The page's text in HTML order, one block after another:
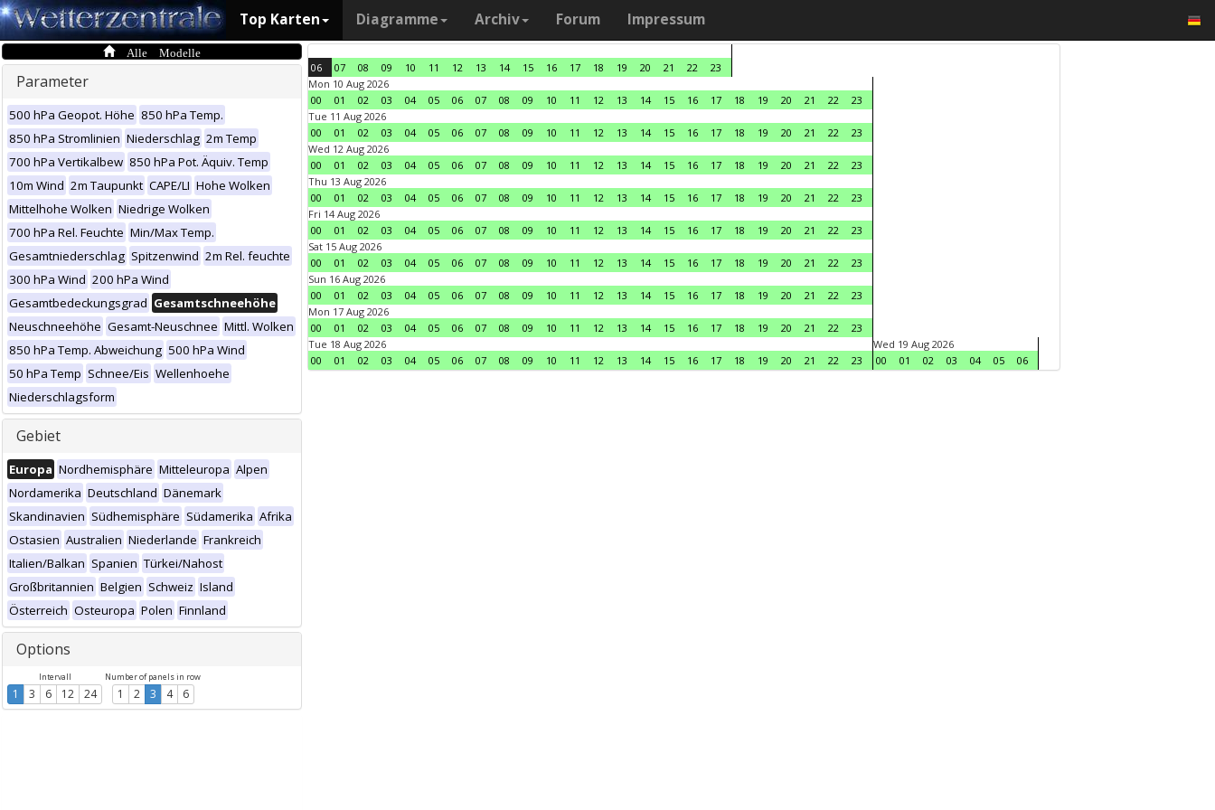
Top Karten Diagramme Archiv Forum Impressum
Alle Modelle
Parameter
500 hPa Geopot. Höhe 850 hPa Temp.
850 hPa Stromlinien Niederschlag 2m Temp
700 hPa Vertikalbew 850 hPa Pot. Äquiv. Temp
10m Wind 2m Taupunkt CAPE/LI Hohe Wolken
Mittelhohe Wolken Niedrige Wolken
700 hPa Rel. Feuchte Min/Max Temp.
Gesamtniederschlag Spitzenwind 2m Rel. feuchte
300 hPa Wind 200 hPa Wind
Gesamtbedeckungsgrad Gesamtschneehöhe
Neuschneehöhe Gesamt-Neuschnee Mittl. Wolken
850 hPa Temp. Abweichung 500 hPa Wind
50 hPa Temp Schnee/Eis Wellenhoehe
Niederschlagsform
Gebiet
Europa Nordhemisphäre Mitteleuropa Alpen
Nordamerika Deutschland Dänemark
Skandinavien Südhemisphäre Südamerika Afrika
Ostasien Australien Niederlande Frankreich
Italien/Balkan Spanien Türkei/Nahost
Großbritannien Belgien Schweiz Island
Österreich Osteuropa Polen Finnland
Options
Intervall
1 3 6 12 24
Number of panels in row
1 2 3 4 6
06 07 08 09 10 11 12 13 14 15 16 17 18 19 20 21 22
23
Mon 10 Aug 2026
00
01 02 03 04 05 06 07 08 09 10 11 12 13 14 15 16 17 18 19 20 21 22
23
Tue 11 Aug 2026
00
01 02 03 04 05 06 07 08 09 10 11 12 13 14 15 16 17 18 19 20 21 22
23
Wed 12 Aug 2026
00
01 02 03 04 05 06 07 08 09 10 11 12 13 14 15 16 17 18 19 20 21 22
23
Thu 13 Aug 2026
00
01 02 03 04 05 06 07 08 09 10 11 12 13 14 15 16 17 18 19 20 21 22
23
Fri 14 Aug 2026
00
01 02 03 04 05 06 07 08 09 10 11 12 13 14 15 16 17 18 19 20 21 22
23
Sat 15 Aug 2026
00
01 02 03 04 05 06 07 08 09 10 11 12 13 14 15 16 17 18 19 20 21 22
23
Sun 16 Aug 2026
00
01 02 03 04 05 06 07 08 09 10 11 12 13 14 15 16 17 18 19 20 21 22
23
Mon 17 Aug 2026
00
01 02 03 04 05 06 07 08 09 10 11 12 13 14 15 16 17 18 19 20 21 22
23
Tue 18 Aug 2026
00
01 02 03 04 05 06 07 08 09 10 11 12 13 14 15 16 17 18 19 20 21 22 23
Wed 19 Aug 2026
00
01 02 03 04 05 06